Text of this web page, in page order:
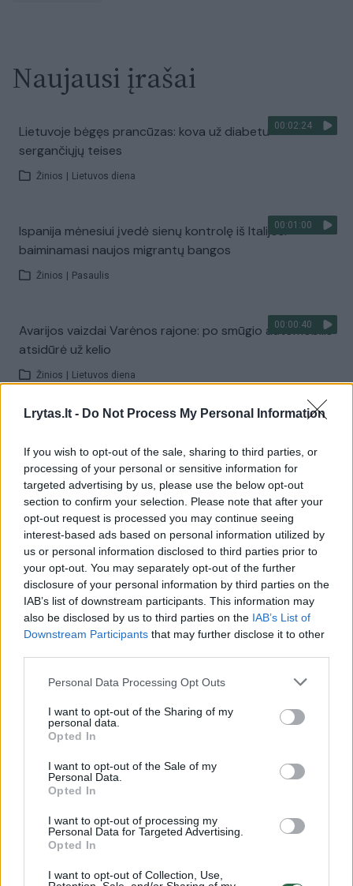
Lrytas.lt - Do Not Process My Personal Information
If you wish to opt-out of the sale, sharing to third parties, or
processing of your personal or sensitive information for
targeted advertising by us, please use the below opt-out
section to confirm your selection. Please note that after your
opt-out request is processed you may continue seeing
interest-based ads based on personal information utilized by
us or personal information disclosed to third parties prior to
your opt-out. You may separately opt-out of the further
disclosure of your personal information by third parties on the
IAB’s list of downstream participants. This information may
also be disclosed by us to third parties on the IAB’s List of
Downstream Participants that may further disclose it to other
Personal Data Processing Opt Outs
I want to opt-out of the Sharing of my
personal data.
Opted In
I want to opt-out of the Sale of my
Personal Data.
Opted In
I want to opt-out of processing my
Personal Data for Targeted Advertising.
Opted In
I want to opt-out of Collection, Use,
Naujausi įrašai
00:02:24
Lietuvoje bėgęs prancūzas: kova už diabetu
sergančiųjų teises
Žinios Lietuvos diena
00:01:00
Ispanija mėnesiui įvedė sienų kontrolę iš Italijos:
baiminamasi naujos migrantų bangos
Žinios Pasaulis
00:00:40
Avarijos vaizdai Varėnos rajone: po smūgio automobilis
atsidūrė už kelio
Žinios Lietuvos diena
laipsnių
Žinios | Pasaulis
Visi įrašai
Žiūrimiausi įrašai
Vaizdai iš tragiškos avarijos Vilniaus r.: dviejų moterų ir
vaiko gyvybių išgelbėti nepavyko
Savaitės vidurys nusimato karštas: temperatūra kils iki
32 laipsnių šilumos
Ukrainos politikoje: jis yra neteisus